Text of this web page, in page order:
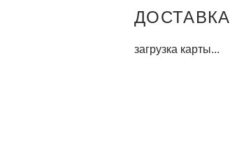
загрузка карты...